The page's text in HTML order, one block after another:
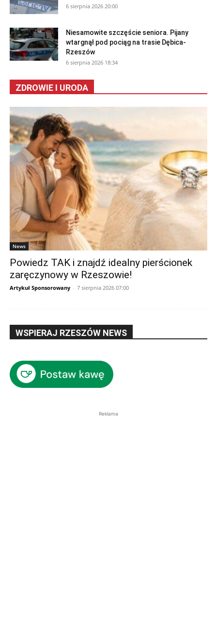
6 sierpnia 2026 20:00
Niesamowite szczęście seniora. Pijany
wtargnął pod pociąg na trasie Dębica-
Rzeszów
6 sierpnia 2026 18:34
ZDROWIE I URODA
News
Powiedz TAK i znajdź idealny pierścionek
zaręczynowy w Rzeszowie!
Artykuł Sponsorowany - 7 sierpnia 2026 07:00
WSPIERAJ RZESZÓW NEWS
Reklama